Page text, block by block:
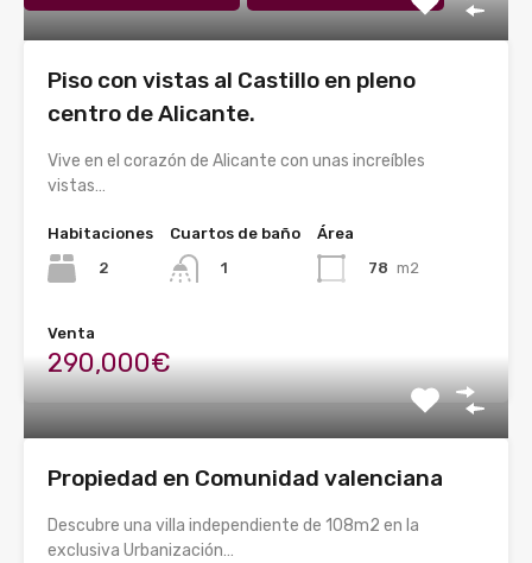
Piso con vistas al Castillo en pleno
centro de Alicante.
Vive en el corazón de Alicante con unas increíbles
vistas…
Habitaciones
2
Cuartos de baño
1
Área
78 m2
Venta
290,000€
Propiedad en Comunidad valenciana
Descubre una villa independiente de 108m2 en la
exclusiva Urbanización…